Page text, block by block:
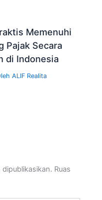
Memenuhi
Pajak Secara
di Indonesia
ALIF Realita
dipublikasikan. Ruas